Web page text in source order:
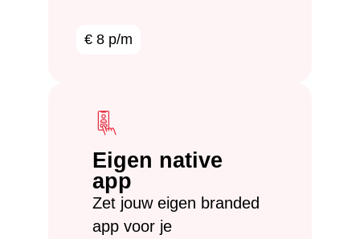
€ 8 p/m
Eigen native
app
Zet jouw eigen branded
app voor je